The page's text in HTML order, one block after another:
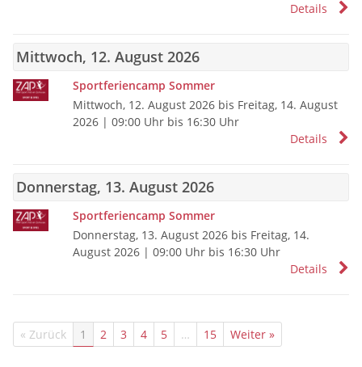
Details
Mittwoch, 12. August 2026
Sportferiencamp Sommer
Mittwoch, 12. August 2026 bis Freitag, 14. August
2026 | 09:00 Uhr bis 16:30 Uhr
Details
Donnerstag, 13. August 2026
Sportferiencamp Sommer
Donnerstag, 13. August 2026 bis Freitag, 14.
August 2026 | 09:00 Uhr bis 16:30 Uhr
Details
« Zurück 1 2 3 4 5 … 15 Weiter »